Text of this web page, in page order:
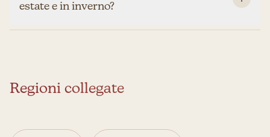
estate e in inverno?
Regioni collegate